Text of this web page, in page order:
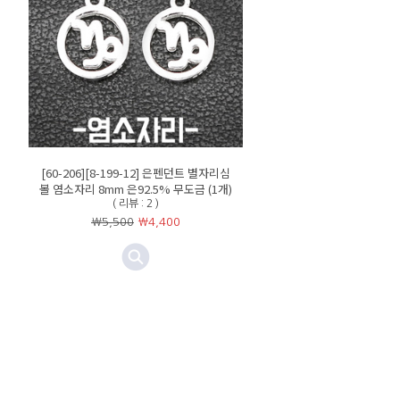
[60-206][8-199-12] 은펜던트 별자리심
볼 염소자리 8mm 은92.5% 무도금 (1개)
( 리뷰 : 2 )
￦5,500 ￦4,400